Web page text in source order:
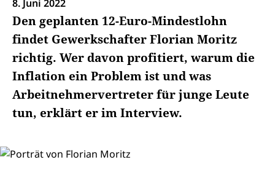
8. Juni 2022
Den geplanten 12-Euro-Mindestlohn
findet Gewerkschafter Florian Moritz
richtig. Wer davon profitiert, warum die
Inflation ein Problem ist und was
Arbeitnehmervertreter für junge Leute
tun, erklärt er im Interview.